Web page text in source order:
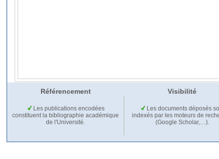
Référencement Visibilité
Les publications encodées
constituent la bibliographie académique
de l'Université.
Les documents déposés
indexés par les moteurs de
(Google Scholar,…).